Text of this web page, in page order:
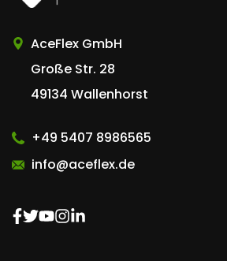
AceFlex GmbH
Große Str. 28
49134 Wallenhorst
+49 5407 8986565
info@aceflex.de